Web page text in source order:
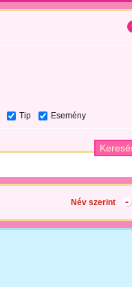
Tip Esemény
Név szerint